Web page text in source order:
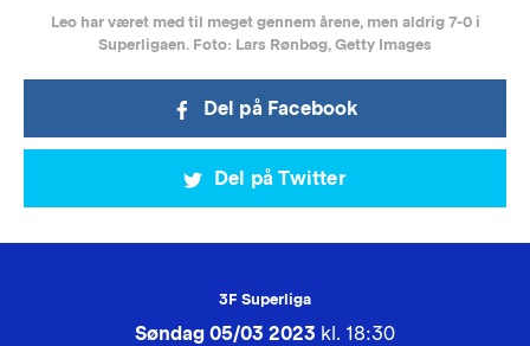
Leo har været med til meget gennem årene, men aldrig 7-0 i
Superligaen. Foto: Lars Rønbøg, Getty Images
Del på Facebook
Del på Twitter
3F Superliga
Søndag 05/03 2023 kl. 18:30